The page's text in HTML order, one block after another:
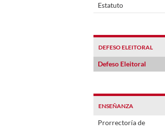
Estatuto
DEFESO ELEITORAL
Defeso Eleitoral
ENSEÑANZA
Prorrectoría de